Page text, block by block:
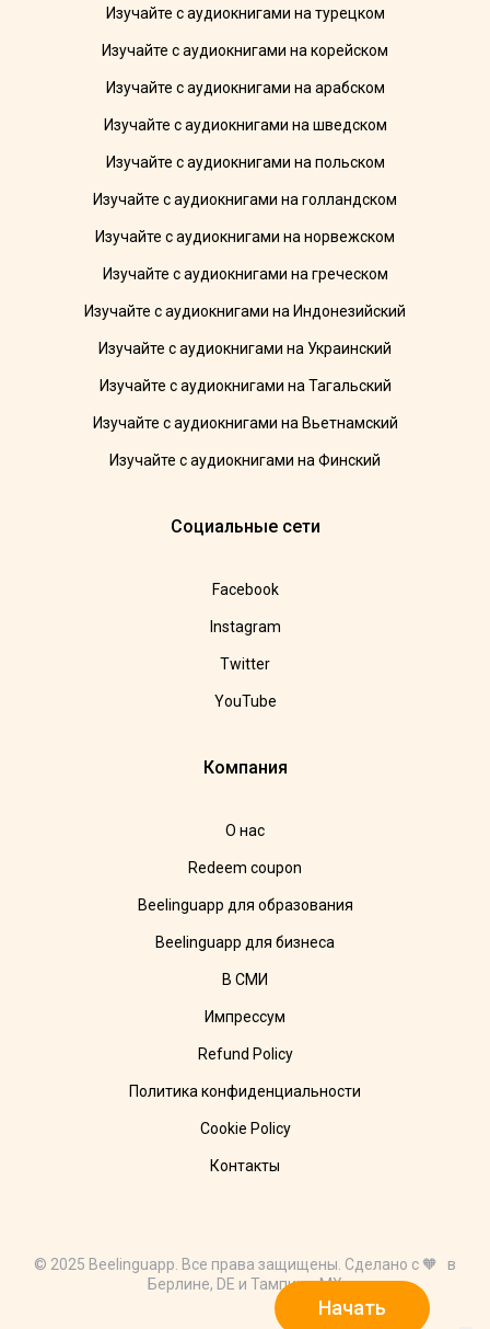
Начать
Изучайте с аудиокнигами на турецком
Изучайте с аудиокнигами на корейском
Изучайте с аудиокнигами на арабском
Изучайте с аудиокнигами на шведском
Изучайте с аудиокнигами на польском
Изучайте с аудиокнигами на голландском
Изучайте с аудиокнигами на норвежском
Изучайте с аудиокнигами на греческом
Изучайте с аудиокнигами на Индонезийский
Изучайте с аудиокнигами на Украинский
Изучайте с аудиокнигами на Тагальский
Изучайте с аудиокнигами на Вьетнамский
Изучайте с аудиокнигами на Финский
Социальные сети
Facebook
Instagram
Twitter
YouTube
Компания
О нас
Redeem coupon
Beelinguapp для образования
Beelinguapp для бизнеса
В СМИ
Импрессум
Refund Policy
Политика конфиденциальности
Cookie Policy
Контакты
© 2025 Beelinguapp. Все права защищены. Сделано с 🧡 в
Берлине, DE и Тампико, MX